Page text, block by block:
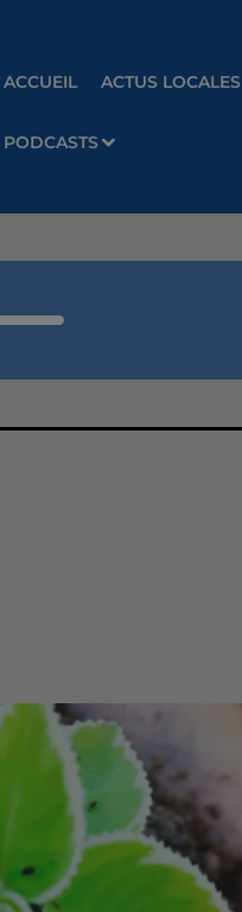
ACCUEIL ACTUS LOCALES
PODCASTS